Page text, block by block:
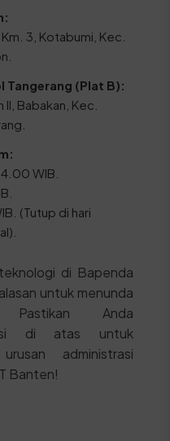
3, Kotabumi, Kec.
Tangerang (Plat B):
Babakan, Kec.
WIB.
(Tutup di hari
di Bapenda
untuk menunda
Pastikan Anda
di atas untuk
administrasi
Banten!